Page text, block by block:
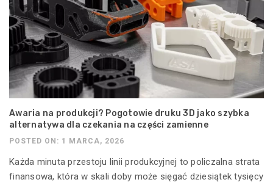
Awaria na produkcji? Pogotowie druku 3D jako szybka
alternatywa dla czekania na części zamienne
POSTED ON: 1 MARCA, 2026
Każda minuta przestoju linii produkcyjnej to policzalna strata
finansowa, która w skali doby może sięgać dziesiątek tysięcy